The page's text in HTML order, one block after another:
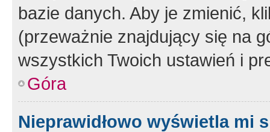
bazie danych. Aby je zmienić,
(przeważnie znajdujący się na
wszystkich Twoich ustawień i
Góra
Nieprawidłowo wyświetla mi